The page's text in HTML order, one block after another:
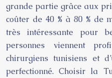
grande partie grâce aux
coûter de 40 % à 80 % de
très intéressante pour
personnes viennent
chirurgiens tunisiens et
perfectionné. Choisir la